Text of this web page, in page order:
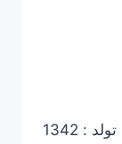
مستعار:ندارد محل تولد : مهاباد ؟تاریخ تولد : 1342